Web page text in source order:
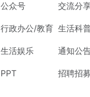
公众号
行政办公/教育
生活娱乐
PPT
交流分
生活科
通知公
招聘招
潮酷风黑色休闲娱乐餐饮类酒吧营销套餐手机全屏海报
时尚风紫色休闲餐饮类酒吧水卡活动营销手机全屏海报